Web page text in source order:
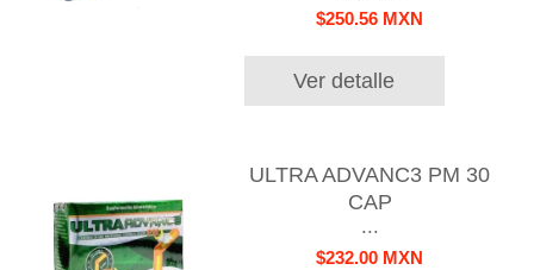
$250.56 MXN
Ver detalle
ULTRA ADVANC3 PM 30
CAP
...
$232.00 MXN